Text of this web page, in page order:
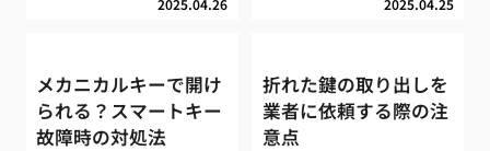
2025.04.26 2025.04.25
メカニカルキーで開け
られる？スマートキー
故障時の対処法
折れた鍵の取り出しを
業者に依頼する際の注
意点